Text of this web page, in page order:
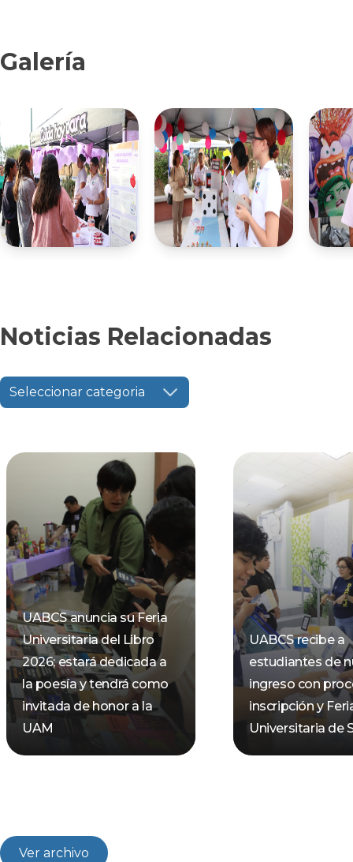
Galería
Noticias Relacionadas
Seleccionar categoria
UABCS anuncia su Feria
Universitaria del Libro
2026; estará dedicada a
la poesía y tendrá como
invitada de honor a la
UAM
UABCS recibe a
estudiantes de
ingreso con
inscripción y
Universitaria de
Ver archivo